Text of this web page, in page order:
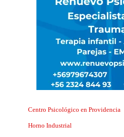
Centro Psicológico en Providencia
Horno Industrial